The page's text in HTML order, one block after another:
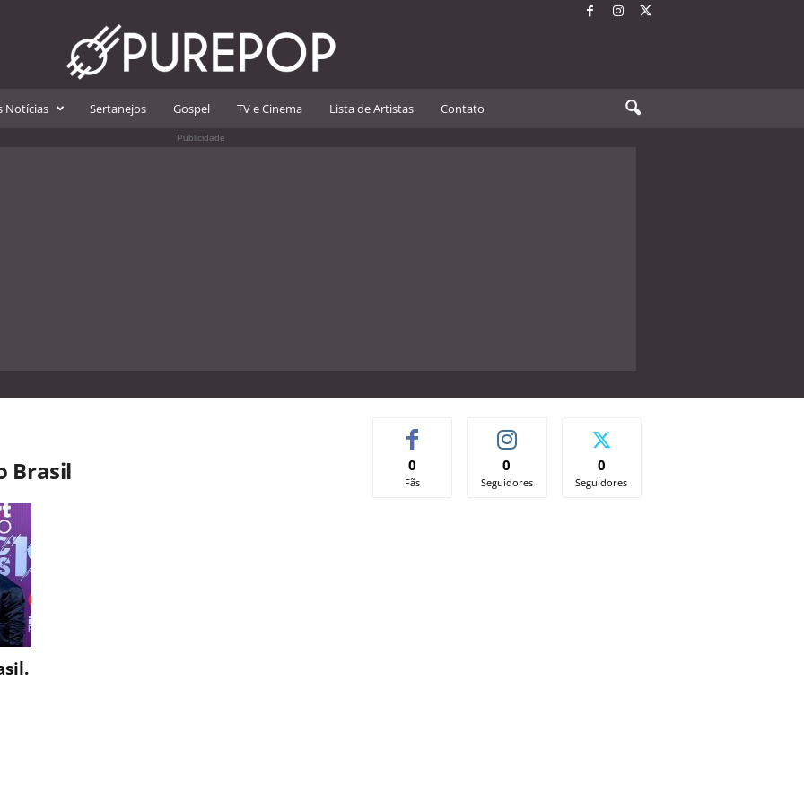
Notícias Sertanejos Gospel TV e Cinema Lista de Artistas Contato
Publicidade
Brasil 0
Fãs
0
Seguidores
0
Seguidores